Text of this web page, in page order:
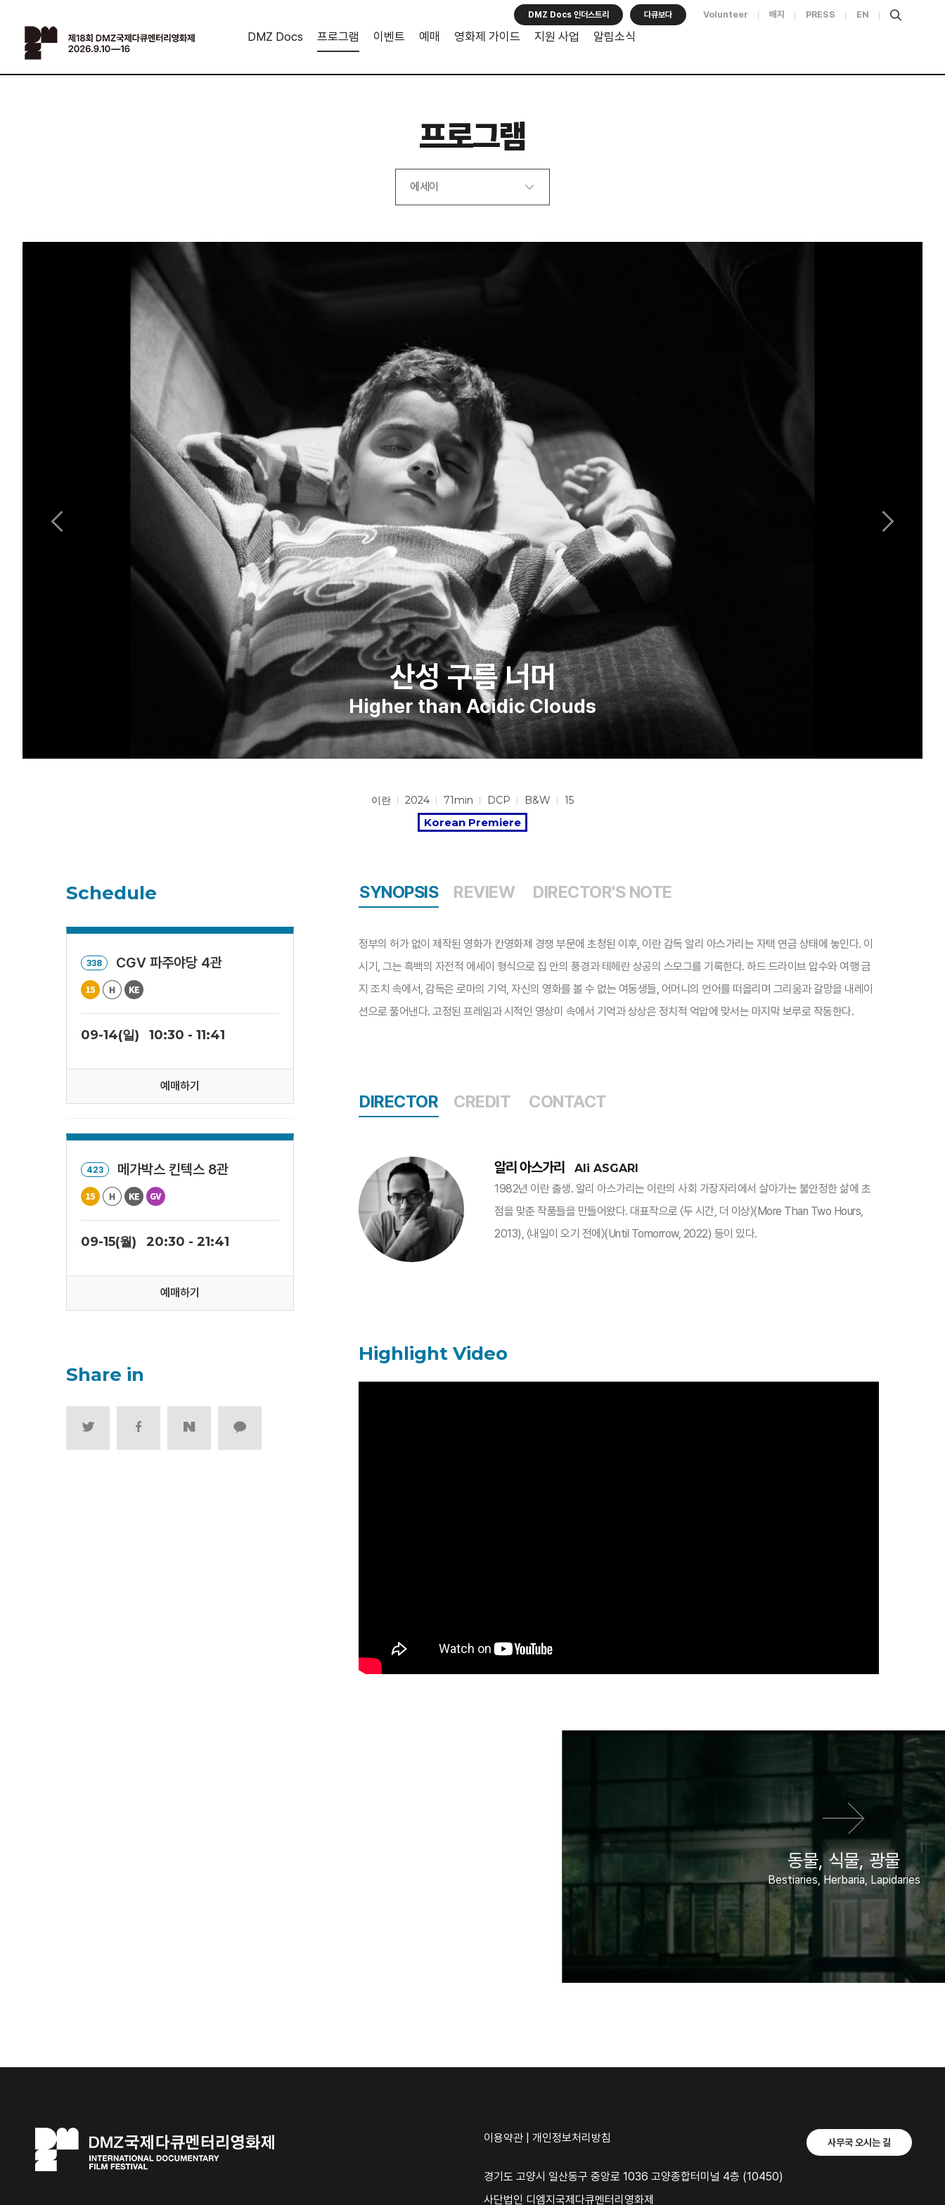
DMZ Docs 프로그램 이벤트 예매 영화제 가이드 지원 사업 알림소식
DMZ Docs 인더스트리 다큐보다 Volunteer 배지 PRESS EN
프로그램
에세이
산성 구름 너머
Higher than Acidic Clouds
이란 2024 71min DCP B&W 15
Korean Premiere
SYNOPSIS REVIEW DIRECTOR'S NOTE
정부의 허가 없이 제작된 영화가 칸영화제 경쟁 부문에 초청된 이후, 이란 감독 알리 아스가리는 자택 연금 상태에 놓인다. 이
시기, 그는 흑백의 자전적 에세이 형식으로 집 안의 풍경과 테헤란 상공의 스모그를 기록한다. 하드 드라이브 압수와 여행 금
지 조치 속에서, 감독은 로마의 기억, 자신의 영화를 볼 수 없는 여동생들, 어머니의 언어를 떠올리며 그리움과 갈망을 내레이
션으로 풀어낸다. 고정된 프레임과 시적인 영상미 속에서 기억과 상상은 정치적 억압에 맞서는 마지막 보루로 작동한다.​
DIRECTOR CREDIT CONTACT
알리 아스가리
Ali ASGARI
1982년 이란 출생. 알리 아스가리는 이란의 사회 가장자리에서 살아가는 불안정한 삶에 초
점을 맞춘 작품들을 만들어왔다. 대표작으로 〈두 시간, 더 이상〉(More Than Two Hours,
2013), 〈내일이 오기 전에〉(Until Tomorrow, 2022) 등이 있다.
Highlight Video
Schedule
338 CGV 파주야당 4관
09-14(일) 10:30 - 11:41
예매하기
423 메가박스 킨텍스 8관
09-15(월) 20:30 - 21:41
예매하기
Share in
다음 영화
동물, 식물, 광물
Bestiaries, Herbaria, Lapidaries
이용약관 개인정보처리방침
경기도 고양시 일산동구 중앙로 1036 고양종합터미널 4층 (10450)
사단법인 디엠지국제다큐멘터리영화제
사무국 오시는 길